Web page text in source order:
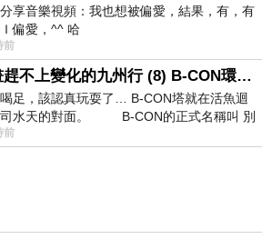
享音樂視頻：我也想被偏愛，結果，有，有
偏愛，^^ 哈
前
計畫趕不上變化的九州行 (8) B-CON環球塔
足，該認真玩耍了… B-CON塔就在活魚迴
水天的對面。 B-CON的正式名稱叫 別
前